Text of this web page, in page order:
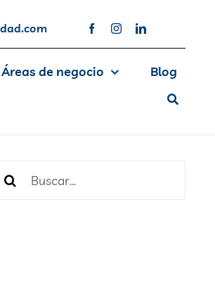
Áreas de negocio Blog